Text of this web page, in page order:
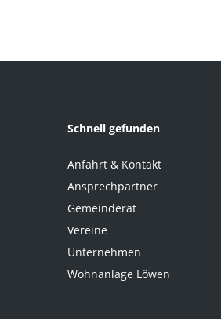
Schnell gefunden
Anfahrt & Kontakt
Ansprechpartner
Gemeinderat
Vereine
Unternehmen
Wohnanlage Löwen